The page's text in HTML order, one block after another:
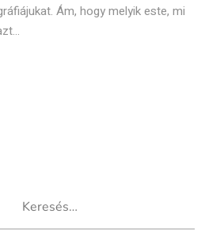
Ám, hogy melyik este, mi